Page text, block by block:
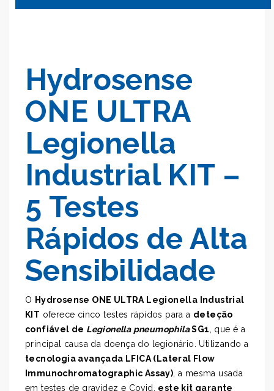
Hydrosense
ONE ULTRA
Legionella
Industrial KIT –
5 Testes
Rápidos de Alta
Sensibilidade
O Hydrosense ONE ULTRA Legionella Industrial
KIT oferece cinco testes rápidos para a deteção
confiável de Legionella pneumophilaSG1
, que é a
principal causa da doença do legionário. Utilizando a
tecnologia avançada LFICA (Lateral Flow
Immunochromatographic Assay) , a mesma usada
em testes de gravidez e Covid, este kit garante